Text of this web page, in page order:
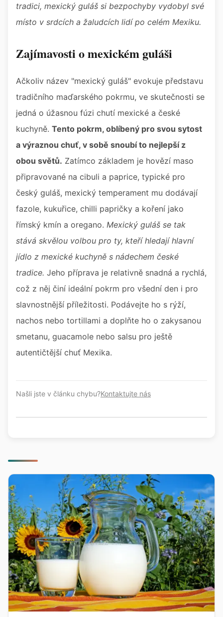
tradici, mexický guláš si bezpochyby vydobyl své
místo v srdcích a žaludcích lidí po celém Mexiku.
Zajímavosti o mexickém guláši
Ačkoliv název "mexický guláš" evokuje představu
tradičního maďarského pokrmu, ve skutečnosti se
jedná o úžasnou fúzi chutí mexické a české
kuchyně. Tento pokrm, oblíbený pro svou sytost
a výraznou chuť, v sobě snoubí to nejlepší z
obou světů. Zatímco základem je hovězí maso
připravované na cibuli a paprice, typické pro
český guláš, mexický temperament mu dodávají
fazole, kukuřice, chilli papričky a koření jako
římský kmín a oregano. Mexický guláš se tak
stává skvělou volbou pro ty, kteří hledají hlavní
jídlo z mexické kuchyně s nádechem české
tradice. Jeho příprava je relativně snadná a rychlá,
což z něj činí ideální pokrm pro všední den i pro
slavnostnější příležitosti. Podávejte ho s rýží,
nachos nebo tortillami a doplňte ho o zakysanou
smetanu, guacamole nebo salsu pro ještě
autentičtější chuť Mexika.
Našli jste v článku chybu?Kontaktujte nás